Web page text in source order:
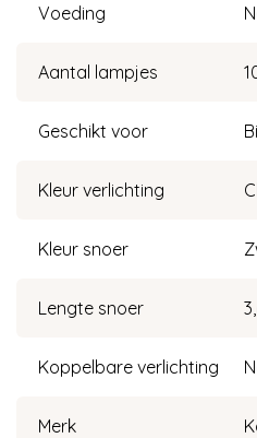
Voeding
Aantal lampjes
Geschikt voor
Kleur verlichting
Kleur snoer
Lengte snoer
Koppelbare verlichting
Merk